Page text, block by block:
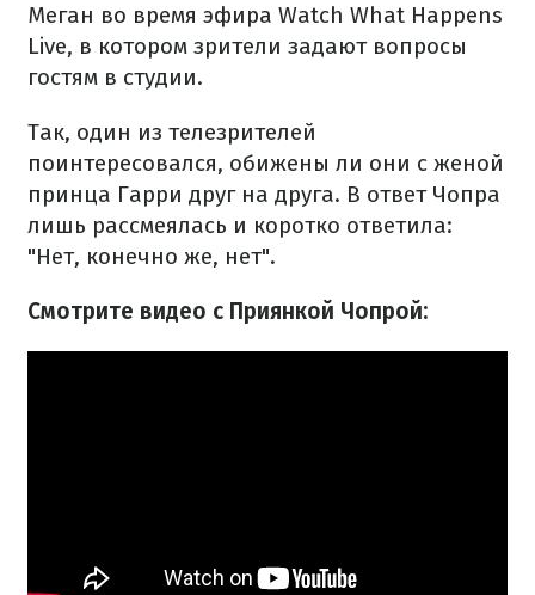
Меган во время эфира Watch What Happens
Live, в котором зрители задают вопросы
гостям в студии.
Так, один из телезрителей
поинтересовался, обижены ли они с женой
принца Гарри друг на друга. В ответ Чопра
лишь рассмеялась и коротко ответила:
"Нет, конечно же, нет".
Смотрите видео с Приянкой Чопрой: